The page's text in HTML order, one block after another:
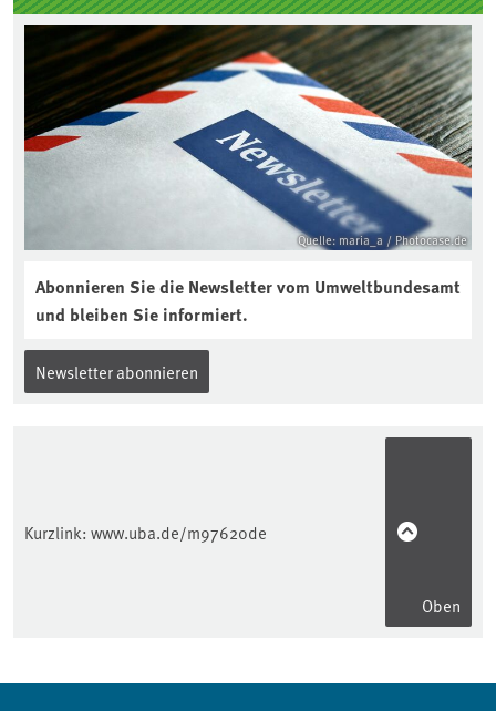
Quelle: maria_a / Photocase.de
Abonnieren Sie die Newsletter vom Umweltbundesamt
und bleiben Sie informiert.
Newsletter abonnieren
Kurzlink: www.uba.de/m97620de
Oben